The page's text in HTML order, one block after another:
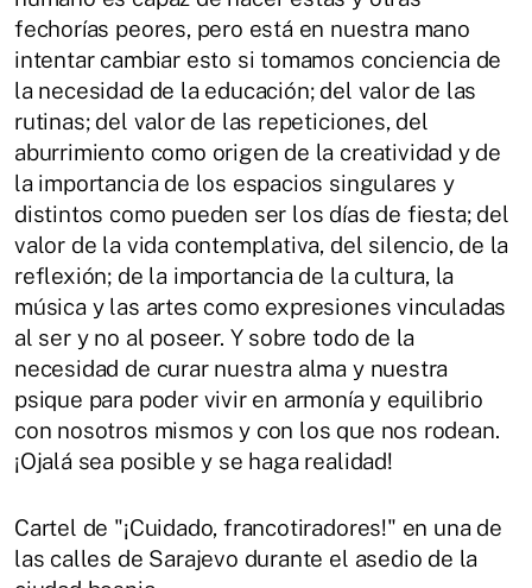
fechorías peores, pero está en nuestra mano
intentar cambiar esto si tomamos conciencia de
la necesidad de la educación; del valor de las
rutinas; del valor de las repeticiones, del
aburrimiento como origen de la creatividad y de
la importancia de los espacios singulares y
distintos como pueden ser los días de fiesta; del
valor de la vida contemplativa, del silencio, de la
reflexión; de la importancia de la cultura, la
música y las artes como expresiones vinculadas
al ser y no al poseer. Y sobre todo de la
necesidad de curar nuestra alma y nuestra
psique para poder vivir en armonía y equilibrio
con nosotros mismos y con los que nos rodean.
¡Ojalá sea posible y se haga realidad!
Cartel de "¡Cuidado, francotiradores!" en una de
las calles de Sarajevo durante el asedio de la